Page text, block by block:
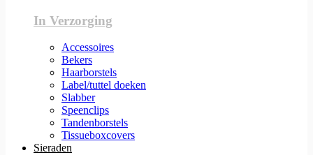
In Verzorging
Accessoires
Bekers
Haarborstels
Label/tuttel doeken
Slabber
Speenclips
Tandenborstels
Tissueboxcovers
Sieraden